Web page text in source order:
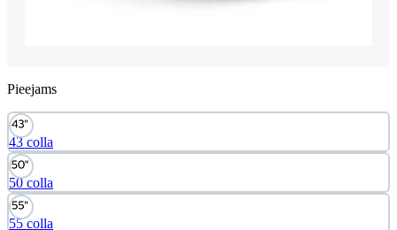
Pieejams
43 colla
50 colla
55 colla